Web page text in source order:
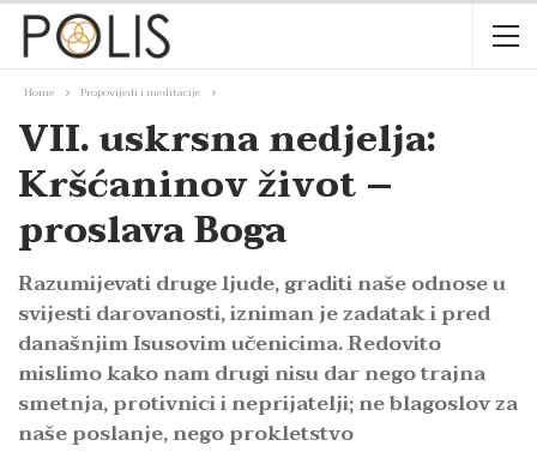
Home Propovijedi i meditacije
VII. uskrsna nedjelja:
Kršćaninov život –
proslava Boga
Razumijevati druge ljude, graditi naše odnose u
svijesti darovanosti, izniman je zadatak i pred
današnjim Isusovim učenicima. Redovito
mislimo kako nam drugi nisu dar nego trajna
smetnja, protivnici i neprijatelji; ne blagoslov za
naše poslanje, nego prokletstvo